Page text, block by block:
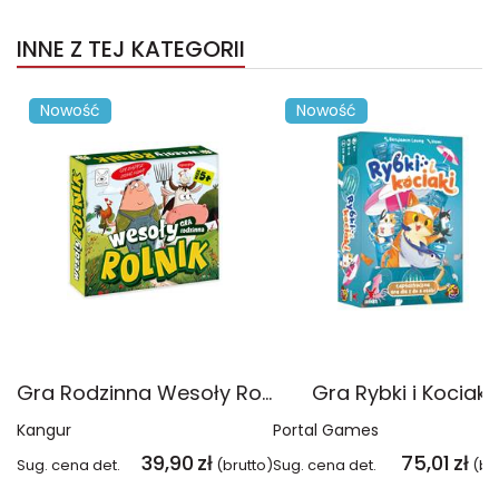
INNE Z TEJ KATEGORII
Nowość
Gra Rodzinna Wesoły Rolnik
Kangur
Sug. cena det. 39,90 zł (brutto)
Nowość
Gra Rybki i Kociaki
Portal Games
Sug. cena det. 75,01 zł